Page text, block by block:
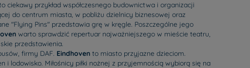
przykład współczesnego budownictwa i organizacji
do centrum miasta, w pobliżu dzielnicy biznesowej oraz
"Flying Pins" przedstawia grę w kręgle. Poszczególne jego
warto sprawdzić repertuar najważniejszego w mieście teatru,
przedstawienia.
firmy DAF. Eindhoven to miasto przyjazne dzieciom.
lodowisko. Miłośnicy piłki nożnej z przyjemnością wybiorą się na